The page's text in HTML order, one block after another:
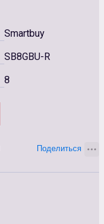
Smartbuy
SB8GBU-R
8